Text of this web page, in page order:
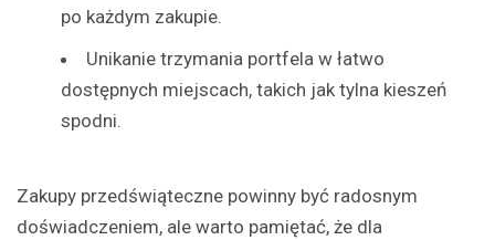
po każdym zakupie.
Unikanie trzymania portfela w łatwo
dostępnych miejscach, takich jak tylna kieszeń
spodni.
Zakupy przedświąteczne powinny być radosnym
doświadczeniem, ale warto pamiętać, że dla